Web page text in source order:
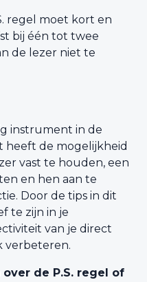
regel moet kort en
bij één tot twee
de lezer niet te
instrument in de
heeft de mogelijkheid
vast te houden, een
en hen aan te
Door de tips in dit
te zijn in je
van je direct
verbeteren.
over de P.S. regel of